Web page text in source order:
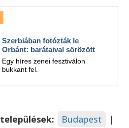
Szerbiában fotózták le
Orbánt: barátaival sörözött
Egy híres zenei fesztiválon
bukkant fel.
Budapest
|